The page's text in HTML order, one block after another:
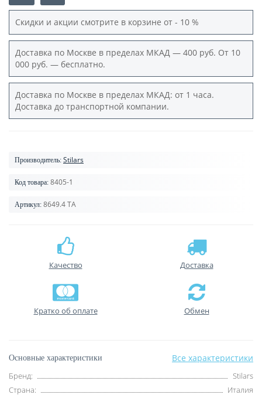
Скидки и акции смотрите в корзине от - 10 %
Доставка по Москве в пределах МКАД — 400 руб. От 10
000 руб. — бесплатно.
Доставка по Москве в пределах МКАД: от 1 часа.
Доставка до транспортной компании.
Производитель: Stilars
Код товара: 8405-1
Артикул: 8649.4 TA
Качество Доставка
Кратко об оплате Обмен
Основные характеристики Все характеристики
Бренд:
Stilars
Страна:
Италия